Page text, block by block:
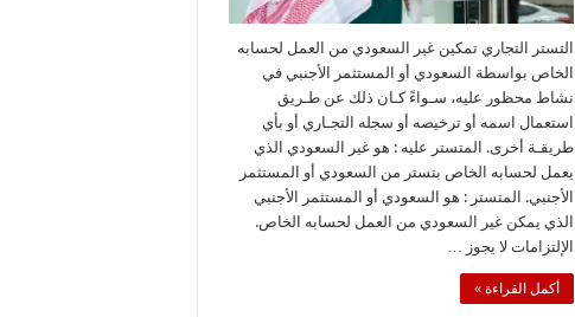
التستر التجاري تمكين غير السعودي من العمل لحسابه
الخاص بواسطة السعودي أو المستثمر الأجنبي في
نشاط محظور عليه، سـواءً كـان ذلك عن طـريق
استعمال اسمه أو ترخيصه أو سجله التجـاري أو بأي
طريقـة أخرى. المتستر عليه : هو غير السعودي الذي
يعمل لحسابه الخاص بتستر من السعودي أو المستثمر
الأجنبي. المتستر : هو السعودي أو المستثمر الأجنبي
الذي يمكن غير السعودي من العمل لحسابه الخاص.
الإلتزامات لا يجوز …
أكمل القراءة »